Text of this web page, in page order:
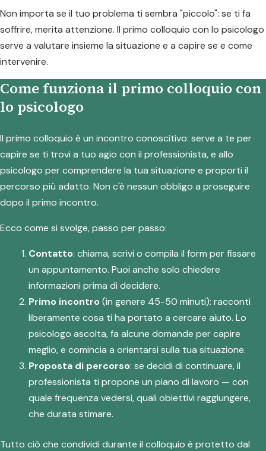
Non importa se il tuo problema ti sembra "piccolo": se ti fa
soffrire, merita attenzione. Il primo colloquio con lo psicologo
serve a valutare insieme la situazione e a capire se e come
intervenire.
Come funziona il primo colloquio con
lo psicologo
Il primo colloquio è un incontro conoscitivo: serve a te per
capire se ti trovi a tuo agio con il professionista, e allo
psicologo per comprendere la tua situazione e proporti il
percorso più adatto. Non c'è nessun obbligo a proseguire
dopo il primo incontro.
Ecco come si svolge, passo per passo:
Contatto: chiama, scrivi o compila il form per fissare
un appuntamento. Puoi anche solo chiedere
informazioni prima di decidere.
Primo incontro(in genere 45-50 minuti): racconti
liberamente cosa ti ha portato a cercare aiuto. Lo
psicologo ascolta, fa alcune domande per capire
meglio, e comincia a orientarsi sulla tua situazione.
Proposta di percorso: se decidi di continuare, il
professionista ti propone un piano di lavoro — con
quale frequenza vedersi, quali obiettivi raggiungere,
che durata stimare.
Tutto ciò che condividi durante il colloquio è protetto dal